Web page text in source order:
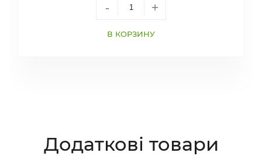
- +
В КОРЗИНУ
Додаткові товари